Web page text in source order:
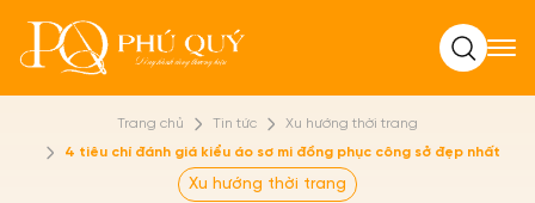
Tìm kiếm
Trang chủ Tin tức
Xu hướng thời trang
4 tiêu chí đánh giá kiểu áo sơ mi đồng phục công sở đẹp nhất
Xu hướng thời trang